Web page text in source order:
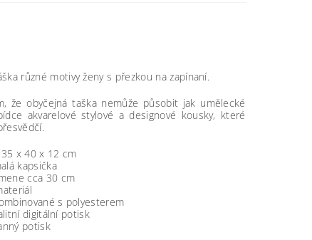
různé motivy ženy s přezkou na zapínaní.
že obyčejná taška nemůže působit jak umělecké
akvarelové stylové a designové kousky, které
x 40 x 12 cm
kapsička
cca 30 cm
s polyesterem
digitální potisk
potisk